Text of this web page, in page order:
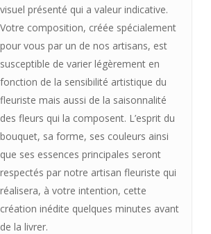
visuel présenté qui a valeur indicative.
Votre composition, créée spécialement
pour vous par un de nos artisans, est
susceptible de varier légèrement en
fonction de la sensibilité artistique du
fleuriste mais aussi de la saisonnalité
des fleurs qui la composent. L’esprit du
bouquet, sa forme, ses couleurs ainsi
que ses essences principales seront
respectés par notre artisan fleuriste qui
réalisera, à votre intention, cette
création inédite quelques minutes avant
de la livrer.